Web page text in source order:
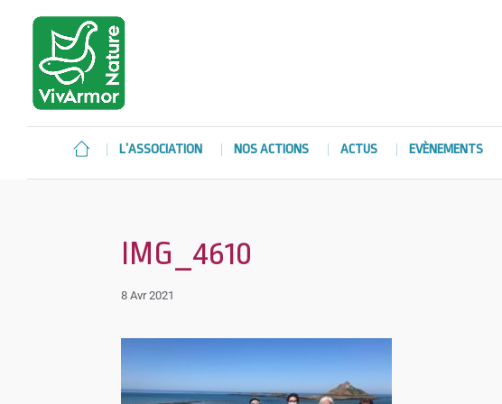
L’ASSOCIATION NOS ACTIONS ACTUS EVÈNEMENTS
IMG_4610
8 Avr 2021